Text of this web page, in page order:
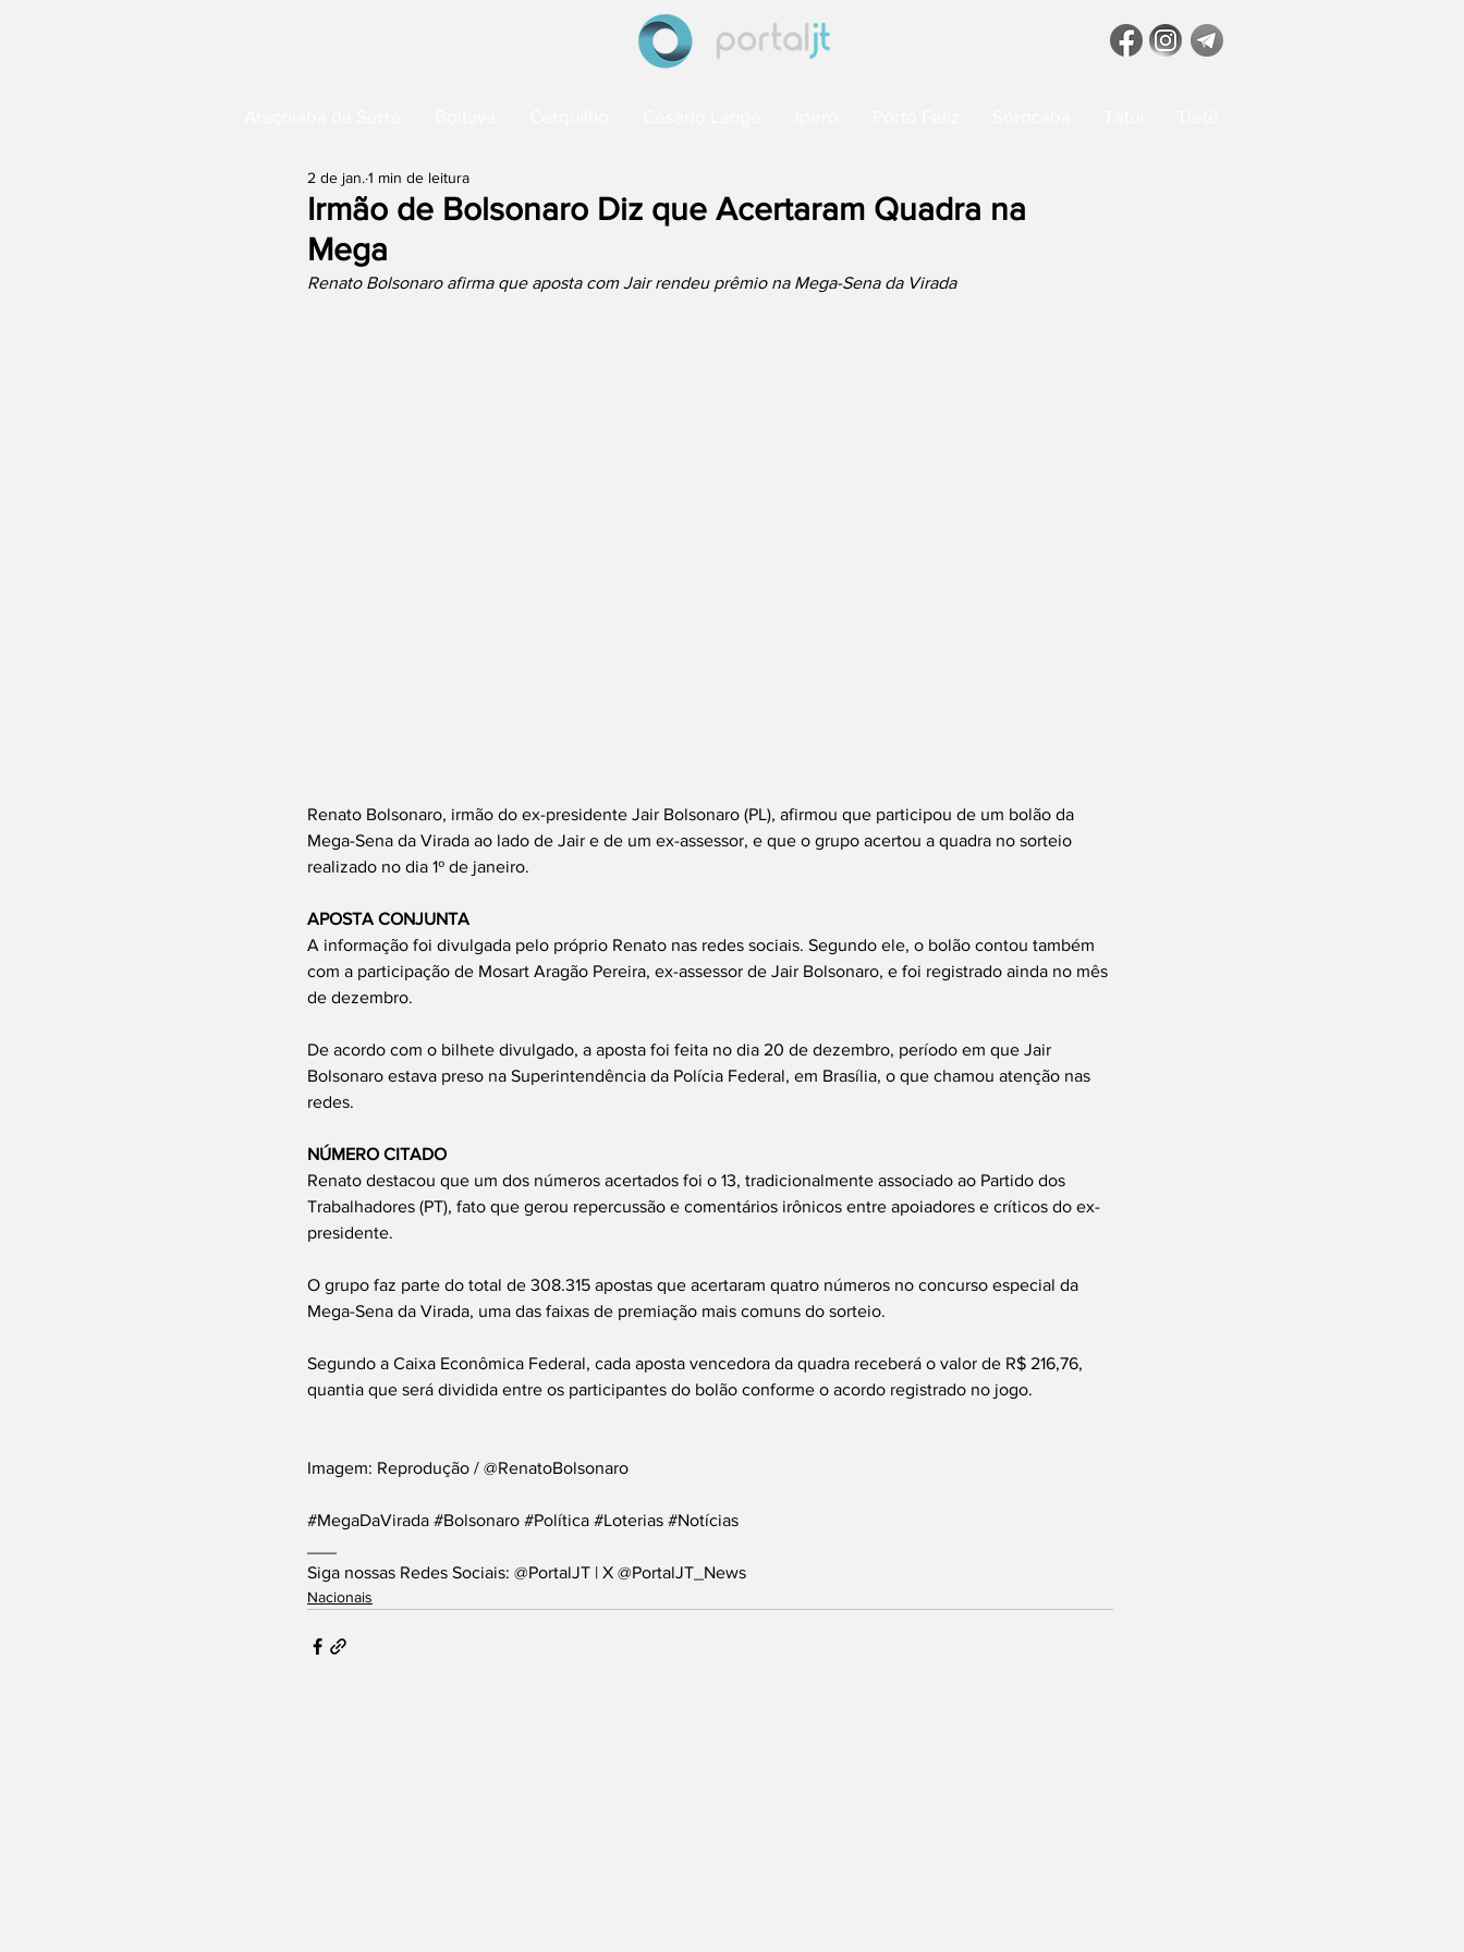
Irmão de Bolsonaro Diz que Acertaram Quadra na
Mega
2 de jan. 1 min de leitura
Renato Bolsonaro afirma que aposta com Jair rendeu prêmio na Mega-Sena da Virada
Renato Bolsonaro, irmão do ex-presidente Jair Bolsonaro (PL), afirmou que participou de um bolão da
Mega-Sena da Virada ao lado de Jair e de um ex-assessor, e que o grupo acertou a quadra no sorteio
realizado no dia 1º de janeiro.
APOSTA CONJUNTA
A informação foi divulgada pelo próprio Renato nas redes sociais. Segundo ele, o bolão contou também
com a participação de Mosart Aragão Pereira, ex-assessor de Jair Bolsonaro, e foi registrado ainda no mês
de dezembro.
De acordo com o bilhete divulgado, a aposta foi feita no dia 20 de dezembro, período em que Jair
Bolsonaro estava preso na Superintendência da Polícia Federal, em Brasília, o que chamou atenção nas
redes.
NÚMERO CITADO
Renato destacou que um dos números acertados foi o 13, tradicionalmente associado ao Partido dos
Trabalhadores (PT), fato que gerou repercussão e comentários irônicos entre apoiadores e críticos do ex-
presidente.
O grupo faz parte do total de 308.315 apostas que acertaram quatro números no concurso especial da
Mega-Sena da Virada, uma das faixas de premiação mais comuns do sorteio.
Segundo a Caixa Econômica Federal, cada aposta vencedora da quadra receberá o valor de R$ 216,76,
quantia que será dividida entre os participantes do bolão conforme o acordo registrado no jogo.
Imagem: Reprodução / @RenatoBolsonaro
#MegaDaVirada #Bolsonaro #Política #Loterias #Notícias
Siga nossas Redes Sociais: @PortalJT | X @PortalJT_News
Nacionais